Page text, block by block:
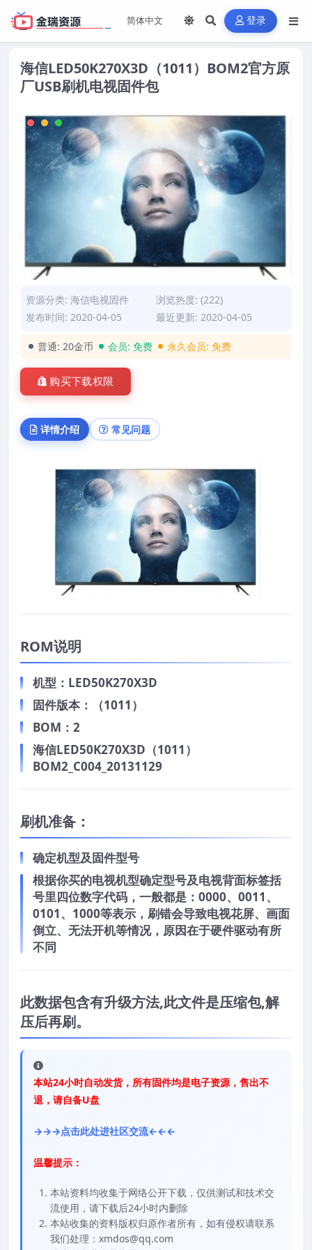
登录
海信LED50K270X3D（1011）BOM2官方原
厂USB刷机电视固件包
资源分类: 海信电视固件
浏览热度: (222)
发布时间: 2020-04-05
最近更新: 2020-04-05
普通: 20金币 会员: 免费 永久会员: 免费
购买下载权限
详情介绍 常见问题
ROM说明
机型：LED50K270X3D
固件版本：（1011）
BOM：2
海信LED50K270X3D（1011）
BOM2_C004_20131129
刷机准备：
确定机型及固件型号
根据你买的电视机型确定型号及电视背面标签括
号里四位数字代码，一般都是：0000、0011、
0101、1000等表示，刷错会导致电视花屏、画面
倒立、无法开机等情况，原因在于硬件驱动有所
不同
此数据包含有升级方法,此文件是压缩包,解
压后再刷。
本站24小时自动发货，所有固件均是电子资源，售出不
退，请自备U盘
→→→点击此处进社区交流←←←
温馨提示：
本站资料均收集于网络公开下载，仅供测试和技术交
流使用，请下载后24小时内删除
本站收集的资料版权归原作者所有，如有侵权请联系
我们处理：xmdos@qq.com